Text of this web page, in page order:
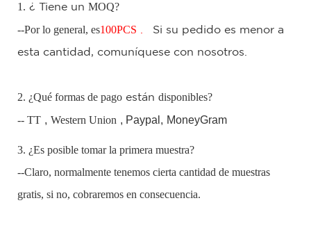
1. ¿ Tiene un MOQ?
--Por lo general, es100PCS Si su pedido es menor a
esta cantidad, comuníquese con nosotros.
2. ¿Qué formas de pago están disponibles?
-- TT , Western Union , Paypal, MoneyGram
3. ¿Es posible tomar la primera muestra?
--Claro, normalmente tenemos cierta cantidad de muestras
gratis, si no, cobraremos en consecuencia.